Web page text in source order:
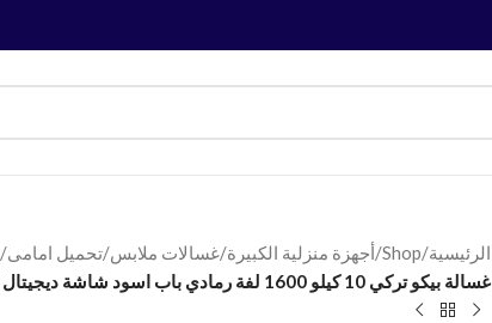
الرئيسية/
Shop
/أجهزة منزلية الكبيرة/غسالات ملابس/تحميل امامى/
غسالة بيكو تركي 10 كيلو 1600 لفة رمادي باب اسود شاشة ديجيتال B3WFU501040MCI